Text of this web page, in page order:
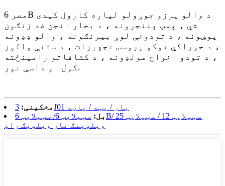
مصر 6B د والو پرزو جوړولو لپاره کارول کیدی
شي ، پمپ پلنجرونه ، د بخار انجن ضد زنګون
پوښونه ، د تودوخې لوړ بیرنګونه ، والو ډډونه
، د خوراکي توکو پروسس تجهیزات ، د ستنې والوز
، د تودو اخراج مولډونه ، د کثافاتو رامینځته
کول او داسې نور.
مخکینی:
3J01 بار / پټه / پاڼه
بل:
سټیلایټ 6/ سټیلایټ 6B/ سټیلایټ 12 / سټیلایټ 25
ویلډینګ تار ویلډیګ راډ